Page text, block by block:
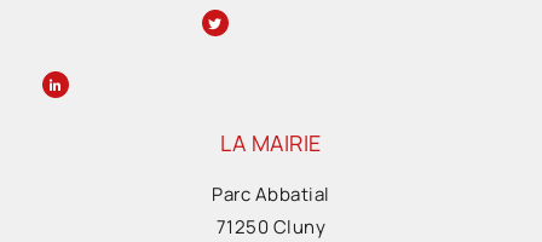
LA MAIRIE
Parc Abbatial
71250 Cluny